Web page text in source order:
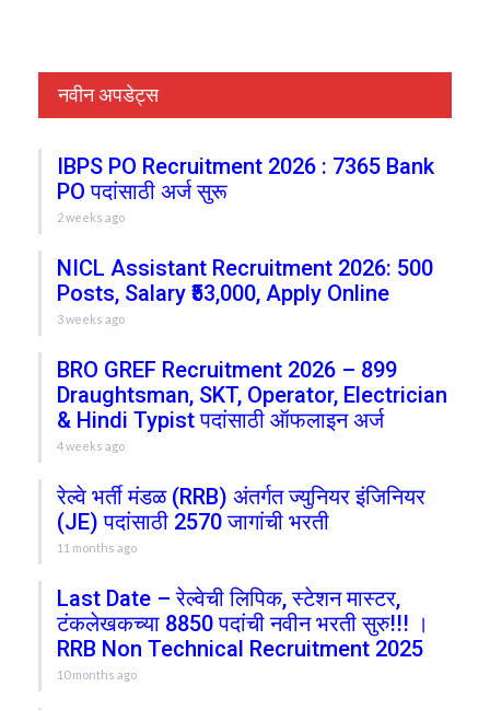
नवीन अपडेट्स
IBPS PO Recruitment 2026 : 7365 Bank
PO पदांसाठी अर्ज सुरू
2 weeks ago
NICL Assistant Recruitment 2026: 500
Posts, Salary ₹53,000, Apply Online
3 weeks ago
BRO GREF Recruitment 2026 – 899
Draughtsman, SKT, Operator, Electrician
& Hindi Typist पदांसाठी ऑफलाइन अर्ज
4 weeks ago
रेल्वे भर्ती मंडळ (RRB) अंतर्गत ज्युनियर इंजिनियर
(JE) पदांसाठी 2570 जागांची भरती
11 months ago
Last Date – रेल्वेची लिपिक, स्टेशन मास्टर,
टंकलेखकच्या 8850 पदांची नवीन भरती सुरु!!! ।
RRB Non Technical Recruitment 2025
10 months ago